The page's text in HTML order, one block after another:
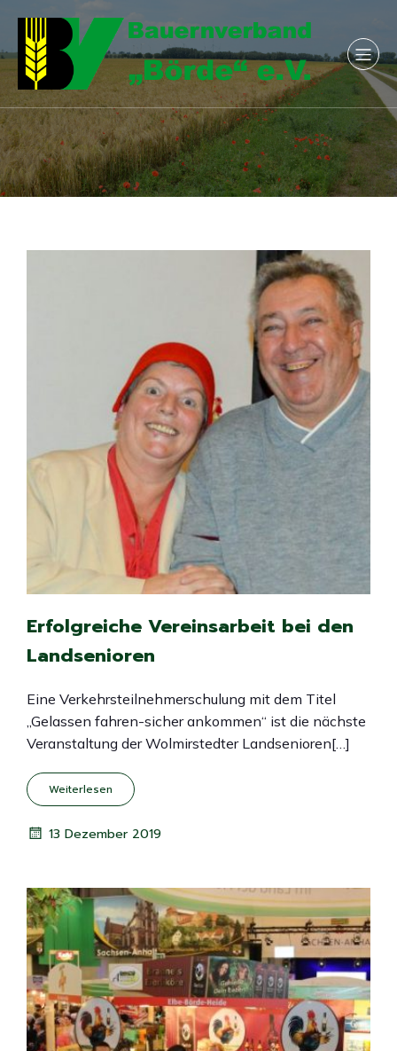
Erfolgreiche Vereinsarbeit bei den
Landsenioren
Eine Verkehrsteilnehmerschulung mit dem Titel
„Gelassen fahren-sicher ankommen“ ist die nächste
Veranstaltung der Wolmirstedter Landsenioren[…]
Weiterlesen
13 Dezember 2019